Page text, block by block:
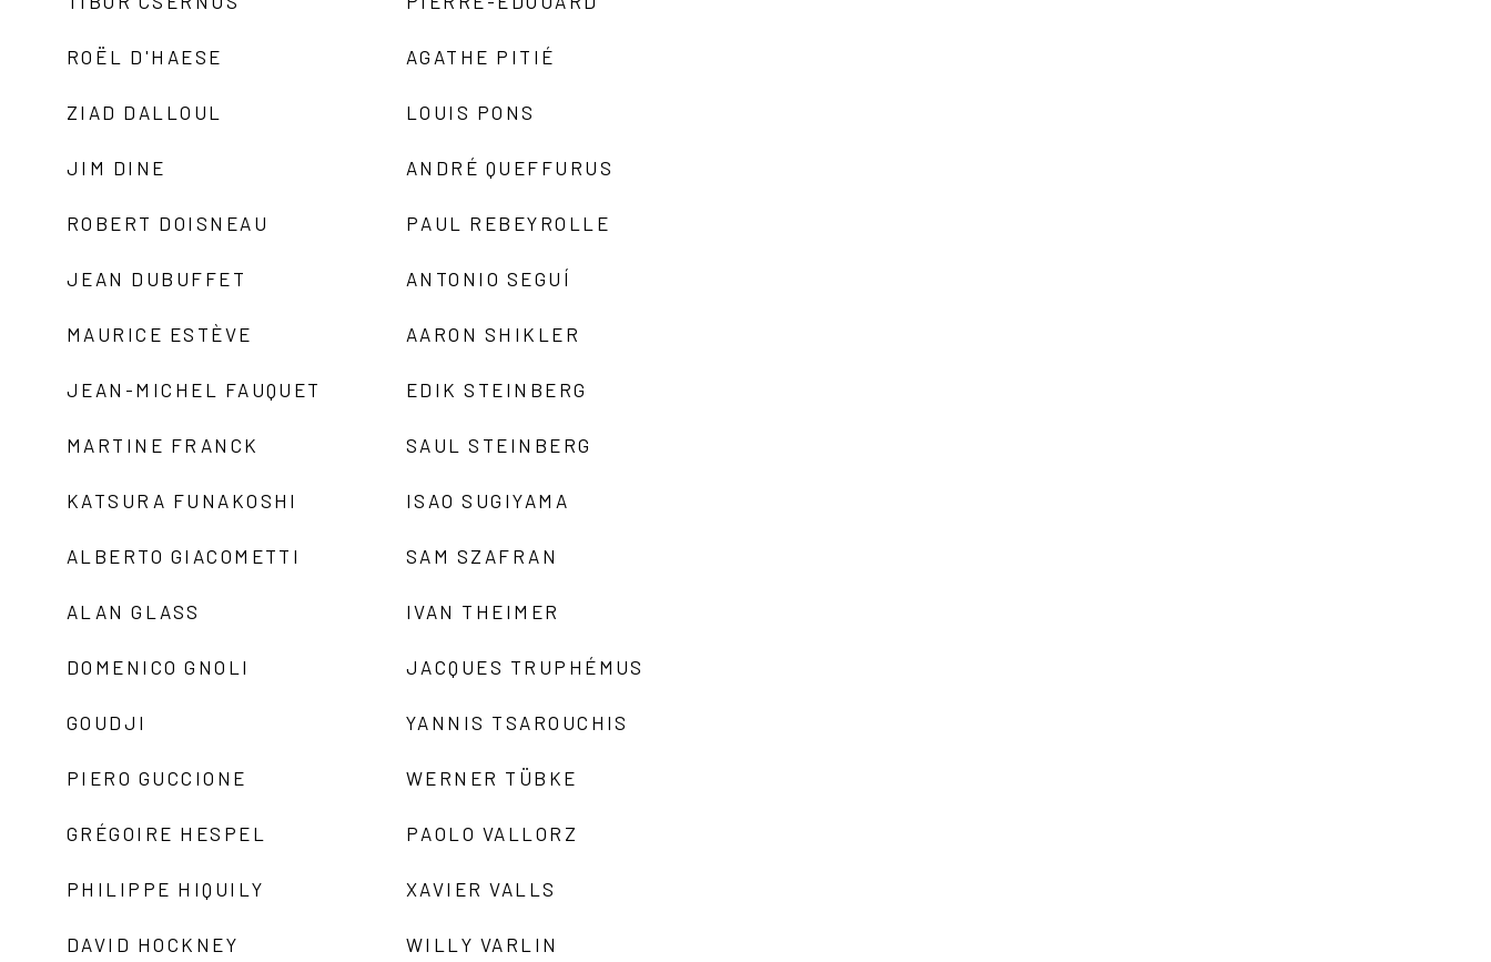
ROËL D'HAESE
ZIAD DALLOUL
JIM DINE
ROBERT DOISNEAU
JEAN DUBUFFET
MAURICE ESTÈVE
JEAN-MICHEL FAUQUET
MARTINE FRANCK
KATSURA FUNAKOSHI
ALBERTO GIACOMETTI
ALAN GLASS
DOMENICO GNOLI
GOUDJI
PIERO GUCCIONE
GRÉGOIRE HESPEL
PHILIPPE HIQUILY
DAVID HOCKNEY
AGATHE PITIÉ
LOUIS PONS
ANDRÉ QUEFFURUS
PAUL REBEYROLLE
ANTONIO SEGUÍ
AARON SHIKLER
EDIK STEINBERG
SAUL STEINBERG
ISAO SUGIYAMA
SAM SZAFRAN
IVAN THEIMER
JACQUES TRUPHÉMUS
YANNIS TSAROUCHIS
WERNER TÜBKE
PAOLO VALLORZ
XAVIER VALLS
WILLY VARLIN